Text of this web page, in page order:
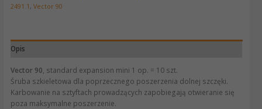
2491.1 ,Vector 90
Opis
Vector 90 , standard expansion mini 1 op. = 10 szt.
Śruba szkieletowa dla poprzecznego poszerzenia dolnej szczęki.
Karbowanie na sztyftach prowadzących zapobiegają otwieranie się
poza maksymalne poszerzenie.